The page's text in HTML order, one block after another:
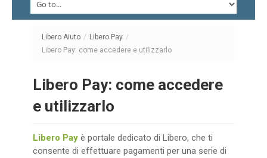
Libero Aiuto / Libero Pay /
Libero Pay: come accedere e utilizzarlo
Libero Pay: come accedere
e utilizzarlo
Libero Pay è portale dedicato di Libero, che ti
consente di effettuare pagamenti per una serie di